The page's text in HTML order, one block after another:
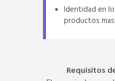
Identidad en
productos
Requisitos